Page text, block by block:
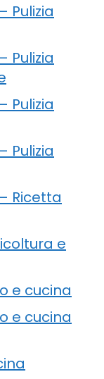
Pulizia
Pulizia
Pulizia
Pulizia
Ricetta
e
e cucina
e cucina